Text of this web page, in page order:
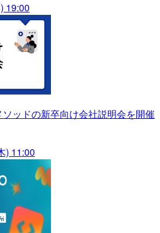
19:00
ソッドの新卒向け会社説明会を開催
) 11:00